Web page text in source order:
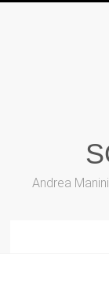
Andrea